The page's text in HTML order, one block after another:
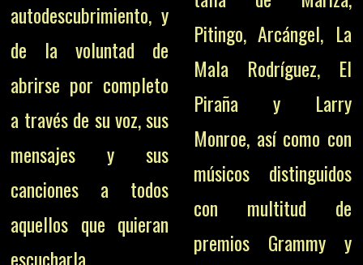
autodescubrimiento, y
de la voluntad de
abrirse por completo
a través de su voz, sus
mensajes y sus
canciones a todos
aquellos que quieran
escucharla.
Pitingo, Arcángel, La
Mala Rodríguez, El
Piraña y Larry
Monroe, así como con
músicos distinguidos
con multitud de
premios Grammy y